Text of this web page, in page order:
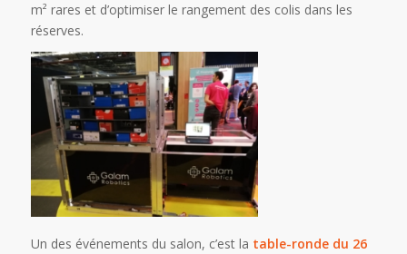
m² rares et d’optimiser le rangement des colis dans les
réserves.
Un des événements du salon, c’est la table-ronde du 26